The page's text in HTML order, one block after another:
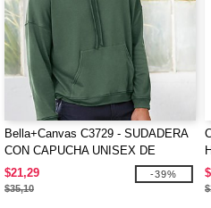
Bella+Canvas C3729 - SUDADERA
CON CAPUCHA UNISEX DE
FORRO POLAR ESPONJOSO DTM
$21,29
$35,10
-39%